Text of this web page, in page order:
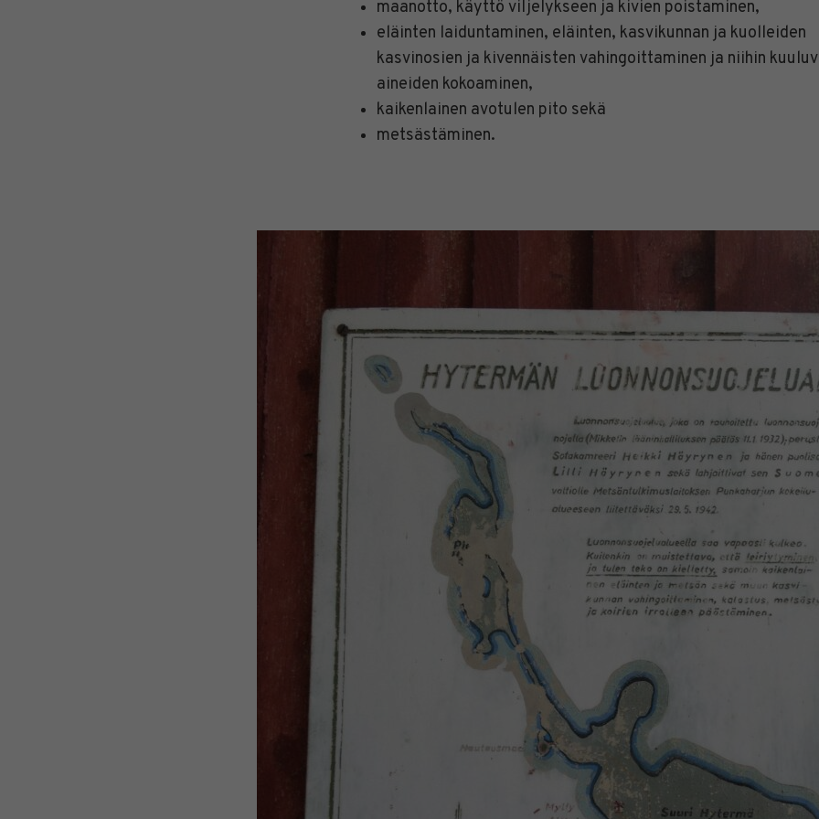
maanotto, käyttö viljelykseen ja kivien poistaminen,
eläinten laiduntaminen, eläinten, kasvikunnan ja kuolleiden
kasvinosien ja kivennäisten vahingoittaminen ja niihin
aineiden kokoaminen,
kaikenlainen avotulen pito sekä
metsästäminen.